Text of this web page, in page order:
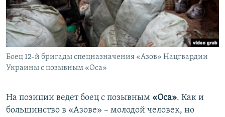
Боец 12-й бригады спецназначения «Азов» Нацгвардии
Украины с позывным «Оса»
На позиции ведет боец с позывным «Оса». Как и
большинство в «Азове» – молодой человек, но